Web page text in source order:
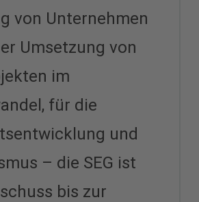
von Unternehmen
Umsetzung von
im
für die
und
– die SEG ist
bis zur